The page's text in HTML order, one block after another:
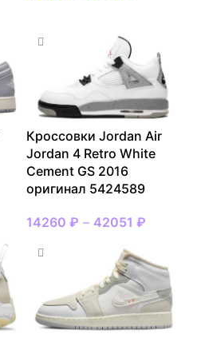
Кроссовки Jordan Air
Jordan 4 Retro White
Cement GS 2016
оригинал 5424589
14260 ₽ – 42051 ₽